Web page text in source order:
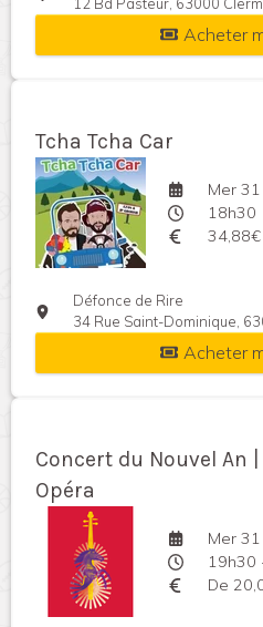
12 Bd Pasteur, 63000
Acheter
Tcha Tcha Car
Mer
18h30
34,88€
Défonce de Rire
34 Rue Saint-Dominique,
Acheter
Concert du Nouvel An
Opéra
Mer
19h30
De